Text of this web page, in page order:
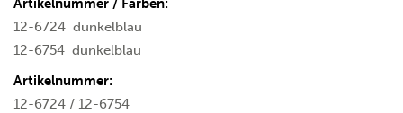
Artikelnummer / Farben:
12-6724 dunkelblau
12-6754 dunkelblau
Artikelnummer:
12-6724 / 12-6754